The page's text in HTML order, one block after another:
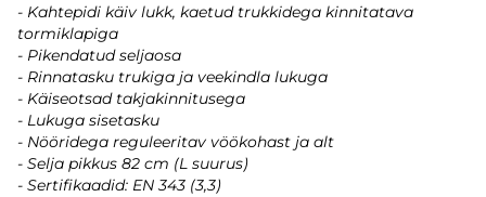
- Kahtepidi käiv lukk, kaetud trukkidega kinnitatava
tormiklapiga
- Pikendatud seljaosa
- Rinnatasku trukiga ja veekindla lukuga
- Käiseotsad takjakinnitusega
- Lukuga sisetasku
- Nööridega reguleeritav vöökohast ja alt
- Selja pikkus 82 cm (L suurus)
- Sertifikaadid: EN 343 (3,3)